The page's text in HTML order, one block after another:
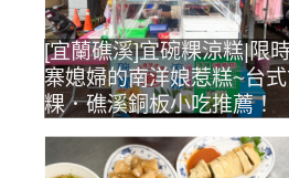
[宜蘭礁溪]宜碗粿涼糕|限
寨媳婦的南洋娘惹糕~台
粿．礁溪銅板小吃推薦！